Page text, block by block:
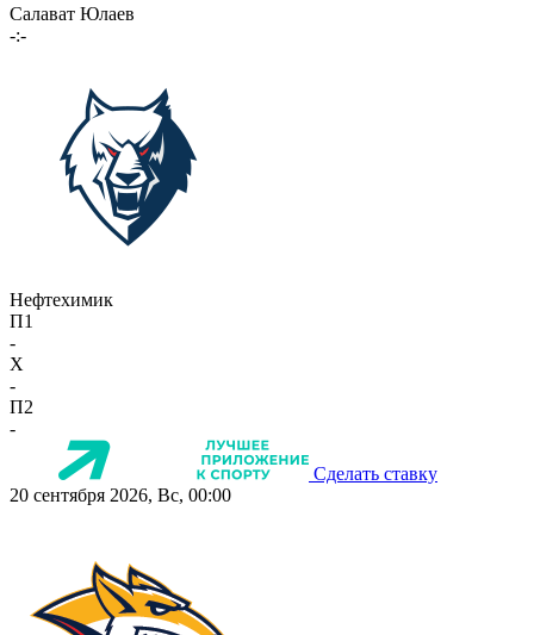
Салават Юлаев
-:-
Нефтехимик
П1
-
X
-
П2
-
Сделать ставку
20 сентября 2026, Вс, 00:00